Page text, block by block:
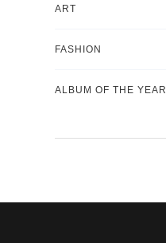
ART
FASHION
ALBUM OF THE YEAR